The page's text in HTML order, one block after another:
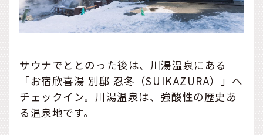
サウナでととのった後は、川湯温泉にある
「お宿欣喜湯 別邸 忍冬（SUIKAZURA）」へ
チェックイン。川湯温泉は、強酸性の歴史あ
る温泉地です。